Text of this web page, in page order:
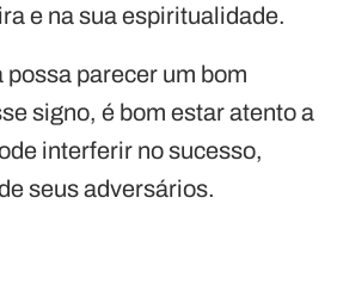
e na sua espiritualidade.
parecer um bom
signo, é bom estar atento a
interferir no sucesso,
seus adversários.